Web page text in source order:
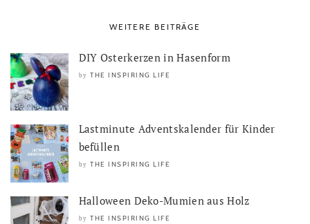
WEITERE BEITRÄGE
DIY Osterkerzen in Hasenform
by THE INSPIRING LIFE
Lastminute Adventskalender für Kinder
befüllen
by THE INSPIRING LIFE
Halloween Deko-Mumien aus Holz
by THE INSPIRING LIFE